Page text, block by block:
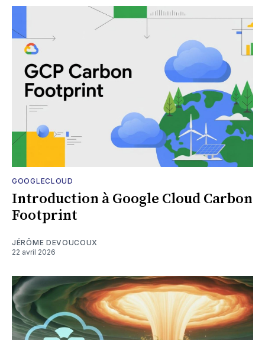
GOOGLECLOUD
Introduction à Google Cloud Carbon
Footprint
JÉRÔME DEVOUCOUX
22 avril 2026